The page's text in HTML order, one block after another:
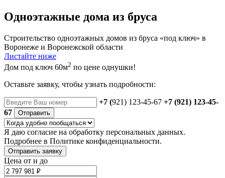
Одноэтажные дома из бруса
Строительство одноэтажных домов из бруса «под ключ» в
Воронеже и Воронежской области
Листайте ниже
Дом под ключ 60м2 по цене однушки!
Оставьте заявку, чтобы узнать подробности:
+7 (921) 123-45-67 +7 (921) 123-45-
67
Отправить
Я даю согласие на обработку персональных данных.
Подробнее в Политике конфиденциальности.
Отправить заявку
Цена от и до